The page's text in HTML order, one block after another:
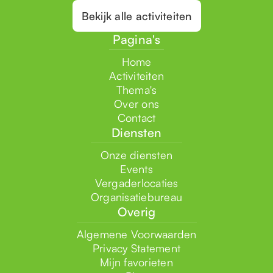
Bekijk alle activiteiten
Pagina's
Home
Activiteiten
Thema's
Over ons
Contact
Diensten
Onze diensten
Events
Vergaderlocaties
Organisatiebureau
Overig
Algemene Voorwaarden
Privacy Statement
Mijn favorieten